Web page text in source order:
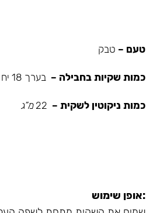
טעם – טבק
כמות שקיות בחבילה – בערך 18 יח
כמות ניקוטין לשקית – מ”ג
:אופן שימוש